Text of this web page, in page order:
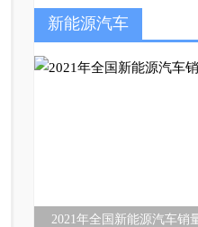
新能源汽车
2021年全国新能源汽车销